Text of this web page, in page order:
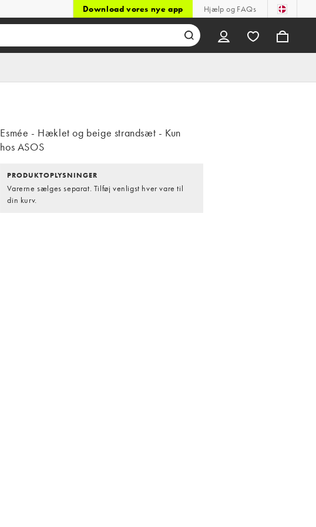
Download vores nye app Hjælp og FAQs
Esmée - Hæklet og beige strandsæt - Kun
hos ASOS
PRODUKTOPLYSNINGER
Varerne sælges separat. Tilføj venligst hver vare til
din kurv.